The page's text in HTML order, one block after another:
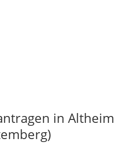
in Altheim